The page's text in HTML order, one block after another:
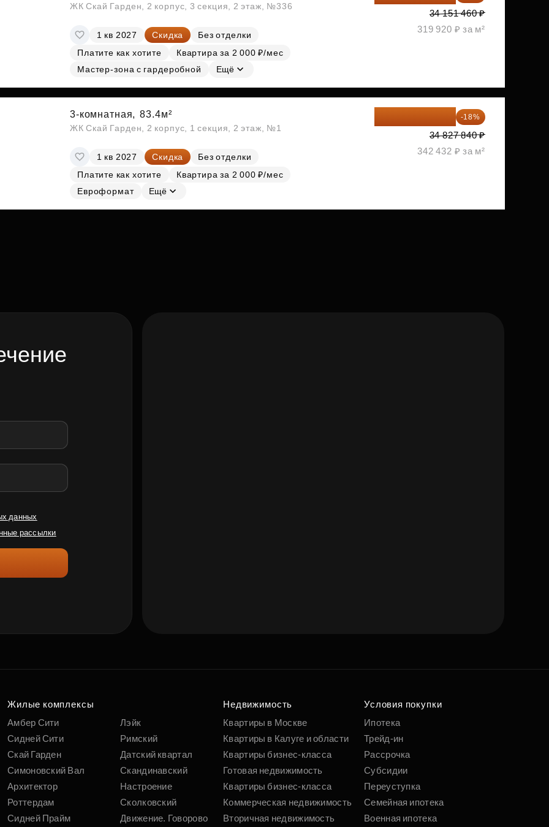
ЖК Скай Гарден, 2 корпус, 3 секция, 2 этаж, №336
1 кв 2027 Скидка
Без отделки
Платите как хотите
Квартира за 2 000 ₽/мес
Мастер-зона с гардеробной
Ещё
34 151 460 ₽
319 920 ₽ за м²
3-комнатная, 83.4м²
ЖК Скай Гарден, 2 корпус, 1 секция, 2 этаж, №1
1 кв 2027 Скидка
Без отделки
Платите как хотите
Квартира за 2 000 ₽/мес
Евроформат
Ещё
-18%
34 827 840 ₽
342 432 ₽ за м²
данных
рассылки
Жилые комплексы
Амбер Сити
Сидней Сити
Скай Гарден
Симоновский Вал
Архитектор
Роттердам
Сидней Прайм
Лэйк
Римский
Датский квартал
Скандинавский
Настроение
Сколковский
Движение. Говорово
Недвижимость
Квартиры в Москве
Квартиры в Калуге и области
Квартиры бизнес-класса
Готовая недвижимость
Квартиры бизнес-класса
Коммерческая недвижимость
Вторичная недвижимость
Условия покупки
Ипотека
Трейд-ин
Рассрочка
Субсидии
Переуступка
Семейная ипотека
Военная ипотека